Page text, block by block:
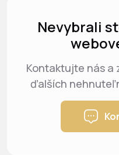
Nevybrali
Kontaktujte nás a
ďalších